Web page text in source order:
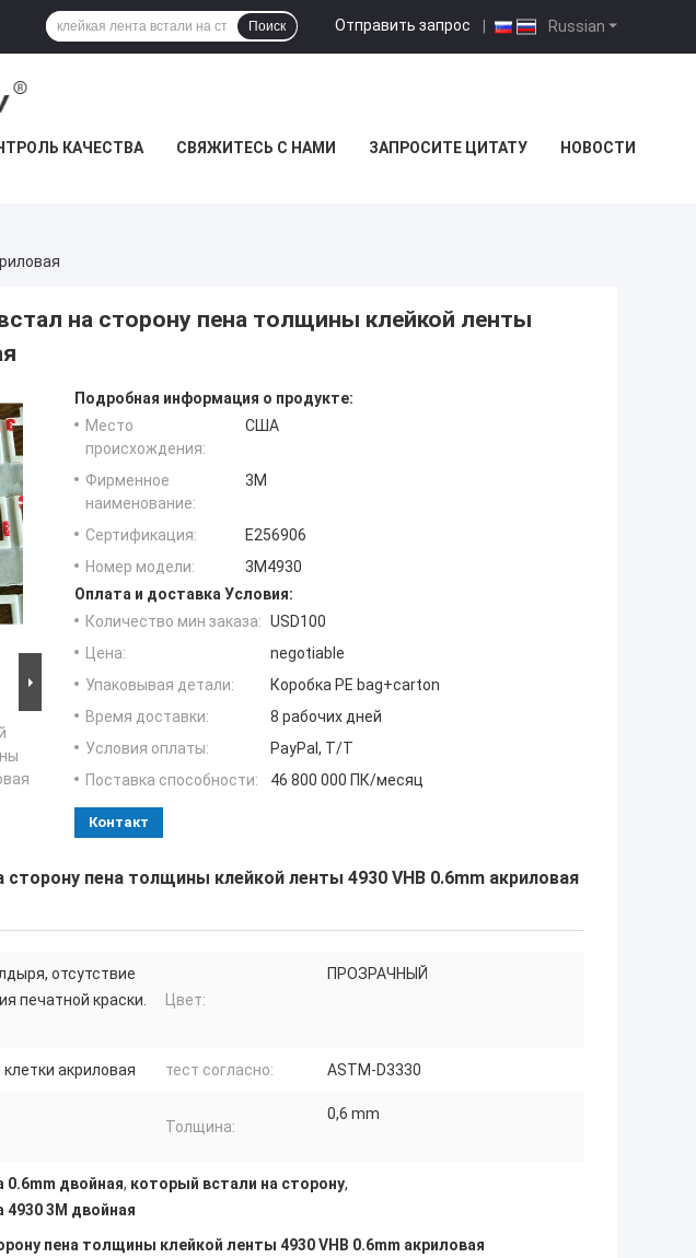
Russian
Отправить запрос |
Поиск
КАЧЕСТВА СВЯЖИТЕСЬ С НАМИ ЗАПРОСИТЕ ЦИТАТУ НОВОСТИ
на сторону пена толщины клейкой ленты
Подробная информация о продукте:
Место
происхождения:
США
Фирменное
наименование:
3M
Сертификация:
E256906
Номер модели:
3M4930
Оплата и доставка Условия:
Количество мин заказа: USD100
Цена:
negotiable
Упаковывая детали:
Коробка PE bag+carton
Время доставки:
8 рабочих дней
Условия оплаты:
PayPal, T/T
Поставка способности:
46 800 000 ПК/месяц
Контакт
пена толщины клейкой ленты 4930 VHB 0.6mm акриловая
отсутствие
печатной краски.
Цвет:
ПРОЗРАЧНЫЙ
акриловая тест согласно: ASTM-D3330
Толщина:
0,6 mm
0.6mm двойная, который встали на сторону,
4930 3M двойная
пена толщины клейкой ленты 4930 VHB 0.6mm акриловая